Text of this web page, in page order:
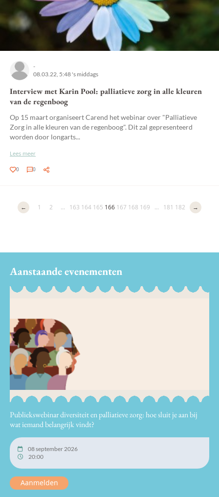
-
08.03.22, 5:48 's middags
Interview met Karin Pool: palliatieve zorg in alle kleuren
van de regenboog
Op 15 maart organiseert Carend het webinar over "Palliatieve
Zorg in alle kleuren van de regenboog". Dit zal gepresenteerd
worden door longarts...
Lees meer
0 0
← 1 2 ... 163 164 165 166 167 168 169 ... 181 182 →
Aanstaande evenementen
Publiekswebinar diversiteit en palliatieve zorg: hoe sluit je aan bij
wat iemand belangrijk vindt?
08 september 2026
20:00
Aanmelden